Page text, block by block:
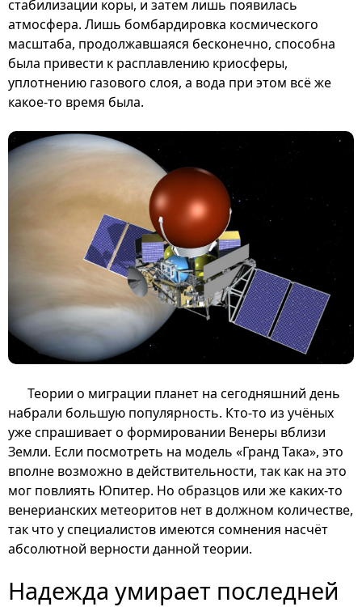
стабилизации коры, и затем лишь появилась
атмосфера. Лишь бомбардировка космического
масштаба, продолжавшаяся бесконечно, способна
была привести к расплавлению криосферы,
уплотнению газового слоя, а вода при этом всё же
какое-то время была.
Теории о миграции планет на сегодняшний день
набрали большую популярность. Кто-то из учёных
уже спрашивает о формировании Венеры вблизи
Земли. Если посмотреть на модель «Гранд Така», это
вполне возможно в действительности, так как на это
мог повлиять Юпитер. Но образцов или же каких-то
венерианских метеоритов нет в должном количестве,
так что у специалистов имеются сомнения насчёт
абсолютной верности данной теории.
Надежда умирает последней